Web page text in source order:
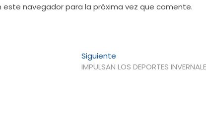
navegador para la próxima vez que comente.
Siguiente
siguiente:
IMPULSAN LOS DEPORTES